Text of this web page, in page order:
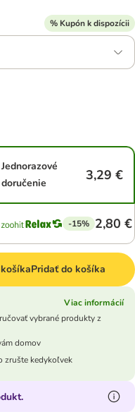
% Kupón k dispozícii
Jednorazové
doručenie
3,29 €
-15% 2,80 €
Pridať do košíka
Viac informácií
vybrané produkty z
domov
zrušte kedykoľvek